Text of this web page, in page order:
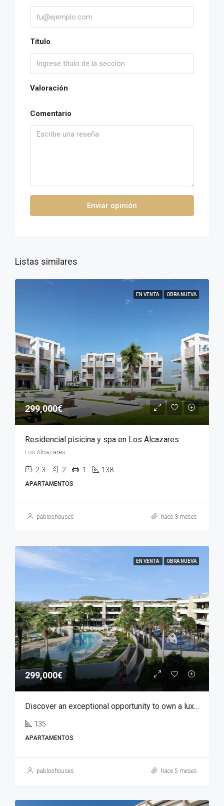
Título
Valoración
Comentario
Enviar opinión
Listas similares
EN VENTA OBRA NUEVA
299,000€
Residencial pisicina y spa en Los Alcazares
Los Alcazares
2-3 2 1 138
APARTAMENTOS
pabloshouses hace 3 meses
EN VENTA OBRA NUEVA
299,000€
Discover an exceptional opportunity to own a luxury apartment in Font del Llop, one of the most prestigious residential golf resorts in the Costa Blanca region.
135
APARTAMENTOS
pabloshouses hace 5 meses